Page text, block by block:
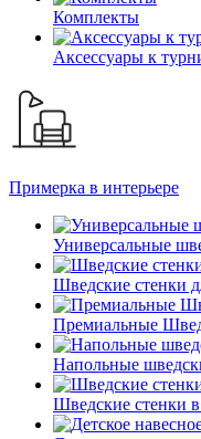
Комплекты
Аксессуары к
Примерка в интерьере
Универсальные
Шведские стенки
Премиальные
Напольные
Шведские стенки